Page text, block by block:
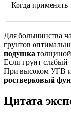
Для большинства
грунтов
подушка
Если грунт
При высоком УГВ
ростверковый
Цитата